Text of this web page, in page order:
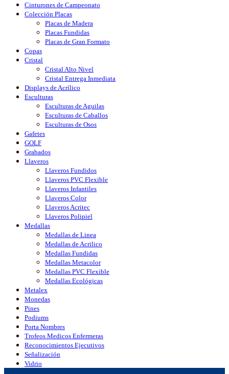
Cinturones de Campeonato
Colección Placas
Placas de Madera
Placas Fundidas
Placas de Gran Formato
Copas
Cristal
Cristal Alto Nivel
Cristal Entrega Inmediata
Displays de Acrílico
Esculturas
Esculturas de Aguilas
Esculturas de Caballos
Esculturas de Osos
Gafetes
GOLF
Grabados
Llaveros
Llaveros Fundidos
Llaveros PVC Flexible
Llaveros Infantiles
Llaveros Color
Llaveros Acritec
Llaveros Polipiel
Medallas
Medallas de Linea
Medallas de Acrilico
Medallas Fundidas
Medallas Metacolor
Medallas PVC Flexible
Medallas Ecológicas
Metalex
Monedas
Pines
Podiums
Porta Nombres
Trofeos Medicos Enfermeras
Reconocimientos Ejecutivos
Señalización
Vidrio